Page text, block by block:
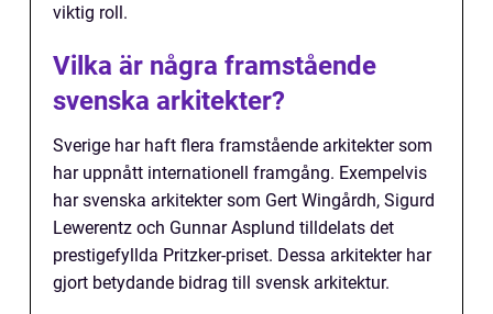
viktig roll.
Vilka är några framstående
svenska arkitekter?
Sverige har haft flera framstående arkitekter som
har uppnått internationell framgång. Exempelvis
har svenska arkitekter som Gert Wingårdh, Sigurd
Lewerentz och Gunnar Asplund tilldelats det
prestigefyllda Pritzker-priset. Dessa arkitekter har
gjort betydande bidrag till svensk arkitektur.